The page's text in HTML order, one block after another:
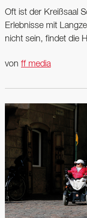
Oft ist der Kreißsaal
Erlebnisse mit
nicht sein, findet die
von ff media